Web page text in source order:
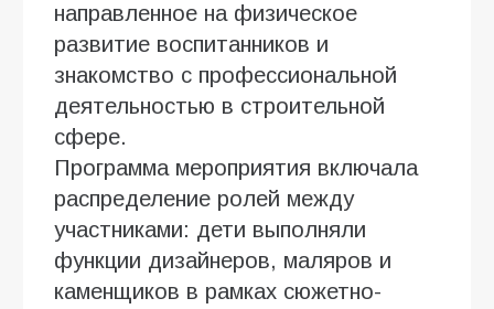
направленное на физическое
развитие воспитанников и
знакомство с профессиональной
деятельностью в строительной
сфере.
Программа мероприятия включала
распределение ролей между
участниками: дети выполняли
функции дизайнеров, маляров и
каменщиков в рамках сюжетно-